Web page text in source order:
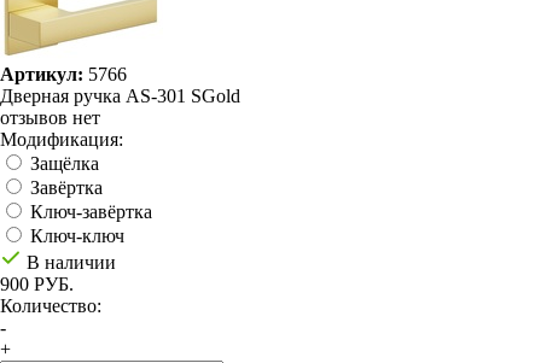
Артикул: 5766
Дверная ручка AS-301 SGold
отзывов нет
Модификация:
Защёлка
Завёртка
Ключ-завёртка
Ключ-ключ
В наличии
900 РУБ.
Количество:
-
+